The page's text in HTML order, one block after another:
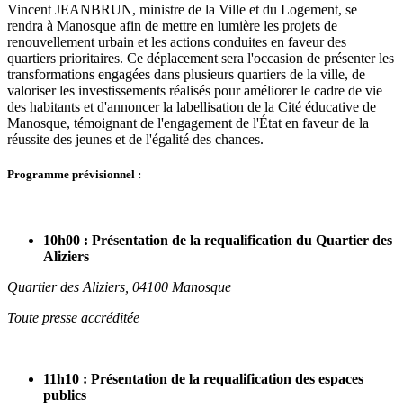
Vincent JEANBRUN, ministre de la Ville et du Logement, se
rendra à Manosque afin de mettre en lumière les projets de
renouvellement urbain et les actions conduites en faveur des
quartiers prioritaires. Ce déplacement sera l'occasion de présenter les
transformations engagées dans plusieurs quartiers de la ville, de
valoriser les investissements réalisés pour améliorer le cadre de vie
des habitants et d'annoncer la labellisation de la Cité éducative de
Manosque, témoignant de l'engagement de l'État en faveur de la
réussite des jeunes et de l'égalité des chances.
Programme prévisionnel :
10h00 : Présentation de la requalification du Quartier des
Aliziers
Quartier des Aliziers, 04100 Manosque
Toute presse accréditée
11h10 : Présentation de la requalification des espaces
publics